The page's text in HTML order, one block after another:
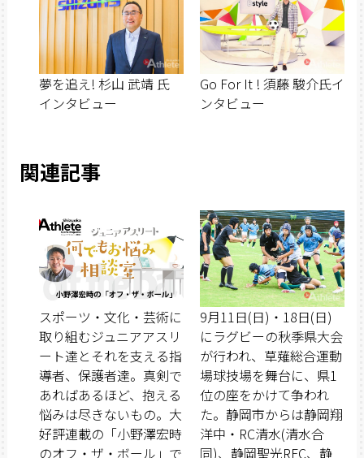
夢を追え! 杉山 武靖 氏
インタビュー
Go For It ! 須藤 駿介氏イ
ンタビュー
関連記事
スポーツ・文化・芸術に
取り組むジュニアアスリ
ート達とそれを支える指
導者、保護者達。真剣で
あればあるほど、抱える
悩みは尽きないもの。大
好評連載の「小野澤宏時
のオフ・ザ・ボール」で
9月11日(日)・18日(日)
にラグビーの秋季県大会
が行われ、草薙総合運動
場球技場を舞台に、県1
位の座をかけて争われ
た。静岡市からは静岡翔
洋中・RC清水(清水合
同)、静岡聖光RFC、静